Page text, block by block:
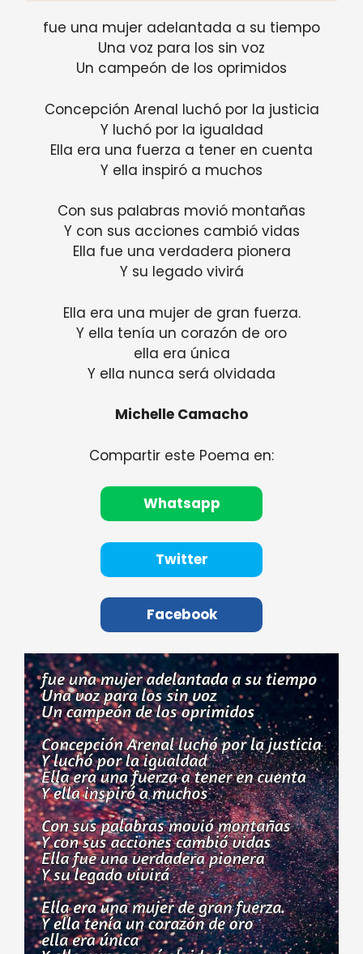
fue una mujer adelantada a su tiempo
Una voz para los sin voz
Un campeón de los oprimidos
Concepción Arenal luchó por la justicia
Y luchó por la igualdad
Ella era una fuerza a tener en cuenta
Y ella inspiró a muchos
Con sus palabras movió montañas
Y con sus acciones cambió vidas
Ella fue una verdadera pionera
Y su legado vivirá
Ella era una mujer de gran fuerza.
Y ella tenía un corazón de oro
ella era única
Y ella nunca será olvidada
Michelle Camacho
Compartir este Poema en:
Whatsapp
Twitter
Facebook